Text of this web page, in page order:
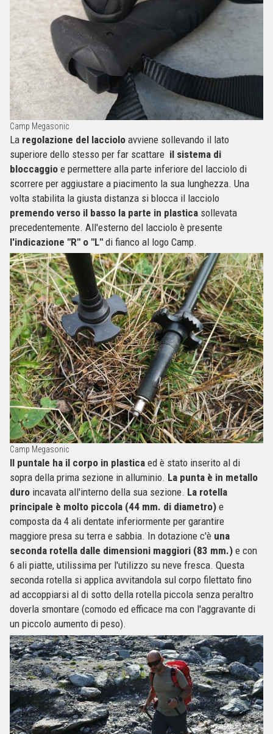
Camp Megasonic
La regolazione del lacciolo avviene sollevando il lato
superiore dello stesso per far scattare il sistema di
bloccaggio e permettere alla parte inferiore del lacciolo di
scorrere per aggiustare a piacimento la sua lunghezza. Una
volta stabilita la giusta distanza si blocca il lacciolo
premendo verso il basso la parte in plastica sollevata
precedentemente. All'esterno del lacciolo è presente
l'indicazione "R" o "L" di fianco al logo Camp.
Camp Megasonic
Il puntale ha il corpo in plastica ed è stato inserito al di
sopra della prima sezione in alluminio. La punta è in metallo
duro incavata all'interno della sua sezione. La rotella
principale è molto piccola (44 mm. di diametro) e
composta da 4 ali dentate inferiormente per garantire
maggiore presa su terra e sabbia. In dotazione c'è una
seconda rotella dalle dimensioni maggiori (83 mm.) e con
6 ali piatte, utilissima per l'utilizzo su neve fresca. Questa
seconda rotella si applica avvitandola sul corpo filettato fino
ad accoppiarsi al di sotto della rotella piccola senza peraltro
doverla smontare (comodo ed efficace ma con l'aggravante di
un piccolo aumento di peso).